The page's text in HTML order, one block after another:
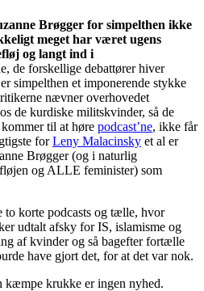
Brøgger for simpelthen ikke
meget har været ugens
og langt ind i
de forskellige debattører hiver
simpelthen et imponerende stykke
nævner overhovedet
de kurdiske militskvinder, så de
til at høre podcast’ne, ikke får
forLeny Malacinsky et al er
Brøgger (og i naturlig
og ALLE feminister) som
to korte podcasts og tælle, hvor
udtalt afsky for IS, islamisme og
af kvinder og så bagefter fortælle
have gjort det, for at det var nok.
kæmpe krukke er ingen nyhed.